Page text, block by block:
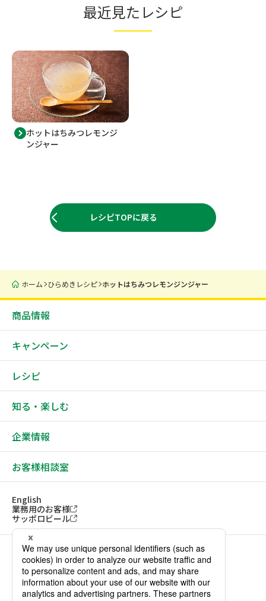
最近見たレシピ
ホットはちみつレモンジ
ンジャー
レシピTOPに戻る
ホーム ひらめきレシピ ホットはちみつレモンジンジャー
商品情報
キャンペーン
レシピ
知る・楽しむ
企業情報
お客様相談室
English
業務用のお客様
サッポロビール
ソーシャルメディアアカウント一覧